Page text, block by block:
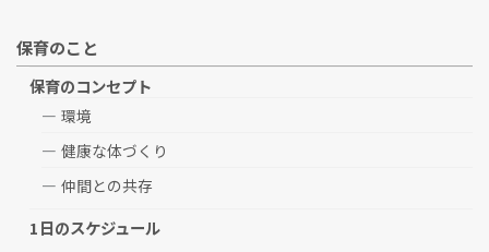
保育のこと
保育のコンセプト
環境
健康な体づくり
仲間との共存
1日のスケジュール